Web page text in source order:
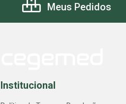
Meus Pedidos
Institucional